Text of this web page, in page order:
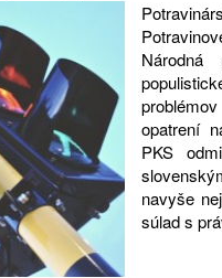
Národná
opatrení
PKS
navyše
súlad s